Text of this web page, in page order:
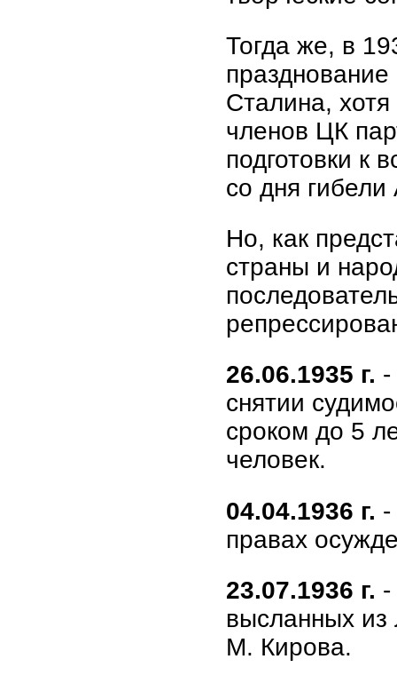
Тогда же, в
Сталина,
членов ЦК
подготовки к
со дня
Но, как
страны и
26.06.1935 г.
снятии
сроком до 5
человек.
04.04.1936 г. -
правах
23.07.1936 г. -
высланных из
М. Кирова.